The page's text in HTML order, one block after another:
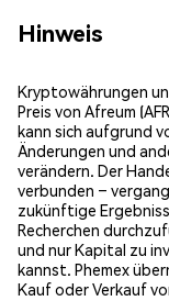
Hinweis
Kryptowährungen
Preis von Afreum
kann sich aufgrund
Änderungen und
verändern. Der
verbunden –
zukünftige
Recherchen
und nur Kapital zu
kannst. Phemex
Kauf oder Verkauf